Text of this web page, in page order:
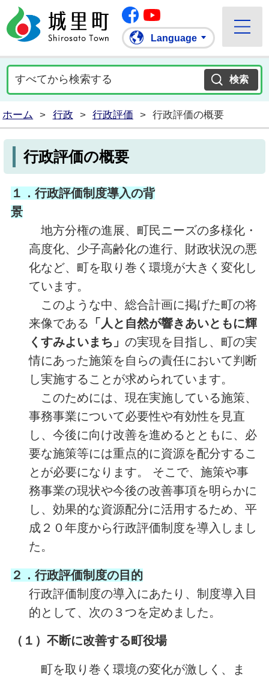
城里町ホームページ
Facebook
Language
ホーム > 行政 > 行政評価 > 行政評価の概要
行政評価の概要
１．行政評価制度導入の背
景
地方分権の進展、町民ニーズの多様化・
高度化、少子高齢化の進行、財政状況の悪
化など、町を取り巻く環境が大きく変化し
ています。
このような中、総合計画に掲げた町の将
来像である 「人と自然が響きあいともに輝
くすみよいまち」 の実現を目指し、町の実
情にあった施策を自らの責任において判断
し実施することが求められています。
このためには、現在実施している施策、
事務事業について必要性や有効性を見直
し、今後に向け改善を進めるとともに、必
要な施策等には重点的に資源を配分するこ
とが必要になります。
そこで、施策や事
務事業の現状や今後の改善事項を明らかに
し、効果的な資源配分に活用するため、平
成２０年度から行政評価制度を導入しまし
た。
２．行政評価制度の目的
行政評価制度の導入にあたり、制度導入目
的として、次の３つを定めました。
（１） 不断に改善する町役場
町を取り巻く環境の変化が激しく、ま